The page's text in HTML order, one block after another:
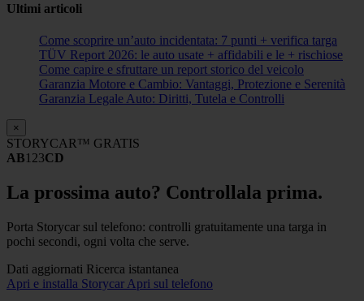
Ultimi articoli
Come scoprire un’auto incidentata: 7 punti + verifica targa
TÜV Report 2026: le auto usate + affidabili e le + rischiose
Come capire e sfruttare un report storico del veicolo
Garanzia Motore e Cambio: Vantaggi, Protezione e Serenità
Garanzia Legale Auto: Diritti, Tutela e Controlli
×
STORYCAR™ GRATIS
AB123CD
La prossima auto? Controllala prima.
Porta Storycar sul telefono: controlli gratuitamente una targa in
pochi secondi, ogni volta che serve.
Dati aggiornati Ricerca istantanea
Apri e installa Storycar Apri sul telefono